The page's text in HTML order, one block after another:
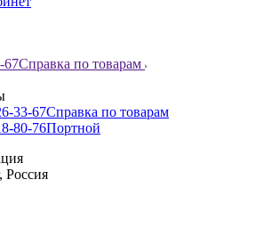
67Справка по товарам
33-67Справка по товарам
80-76Портной
Россия